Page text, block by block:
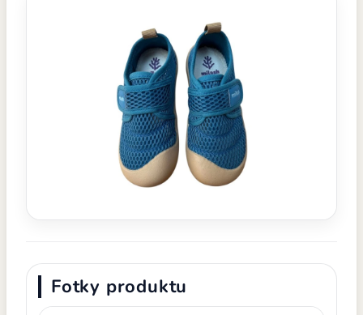
Fotky produktu